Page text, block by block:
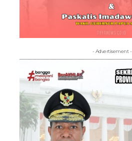
- Advertisement -